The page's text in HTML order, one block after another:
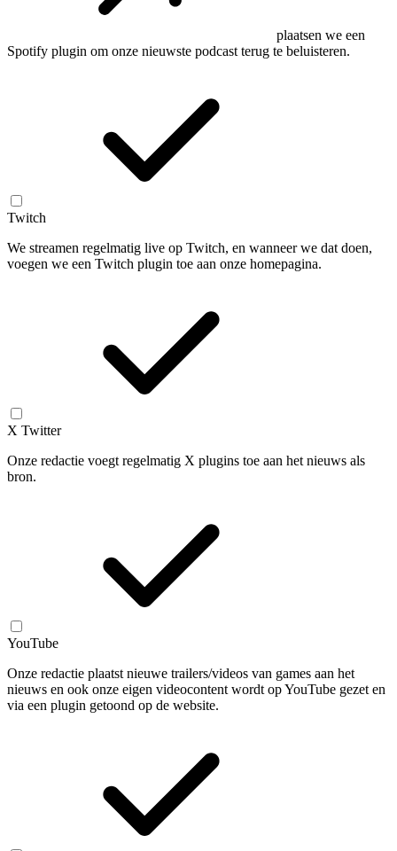
plaatsen we een
Spotify plugin om onze nieuwste podcast terug te beluisteren.
Twitch
We streamen regelmatig live op Twitch, en wanneer we dat doen,
voegen we een Twitch plugin toe aan onze homepagina.
X Twitter
Onze redactie voegt regelmatig X plugins toe aan het nieuws als
bron.
YouTube
Onze redactie plaatst nieuwe trailers/videos van games aan het
nieuws en ook onze eigen videocontent wordt op YouTube gezet en
via een plugin getoond op de website.